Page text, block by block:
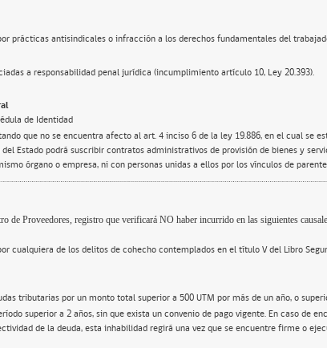
prácticas antisindicales o infracción a los derechos fundamentales del
a responsabilidad penal jurídica (incumplimiento artículo 10, Ley 20.393).
de Identidad
que no se encuentra afecto al art. 4 inciso 6 de la ley 19.886, en el cual se
Estado podrá suscribir contratos administrativos de provisión de bienes y
órgano o empresa, ni con personas unidas a ellos por los vínculos de
de Proveedores, registro que verificará NO haber incurrido en las siguientes
cualquiera de los delitos de cohecho contemplados en el título V del Libro
tributarias por un monto total superior a 500 UTM por más de un año, o
superior a 2 años, sin que exista un convenio de pago vigente. En caso de
de la deuda, esta inhabilidad regirá una vez que se encuentre firme o